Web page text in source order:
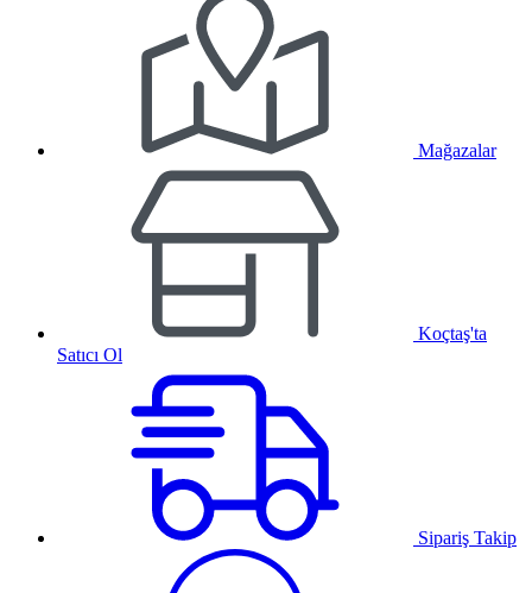
Mağazalar
Koçtaş'ta
Satıcı Ol
Sipariş Takip